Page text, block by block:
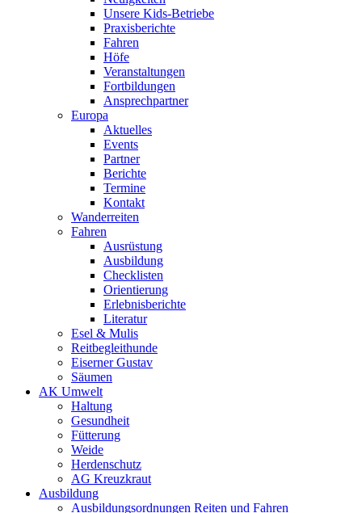
Unsere Kids-Betriebe
Praxisberichte
Fahren
Höfe
Veranstaltungen
Fortbildungen
Ansprechpartner
Europa
Aktuelles
Events
Partner
Berichte
Termine
Kontakt
Wanderreiten
Fahren
Ausrüstung
Ausbildung
Checklisten
Orientierung
Erlebnisberichte
Literatur
Esel & Mulis
Reitbegleithunde
Eiserner Gustav
Säumen
AK Umwelt
Haltung
Gesundheit
Fütterung
Weide
Herdenschutz
AG Kreuzkraut
Ausbildung
Ausbildungsordnungen Reiten und Fahren